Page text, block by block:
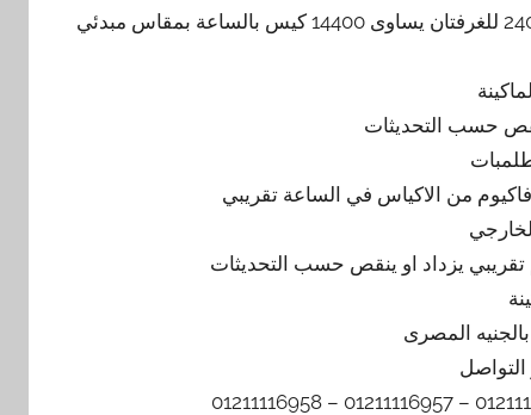
30 ضغطة بالدقيقة فى الجناح الواحد اى 60 للغرفة الواحدة اى 240 للغرفتان يساوى 14400 كيس بالساعة بمقاس مبدئي
التواصل